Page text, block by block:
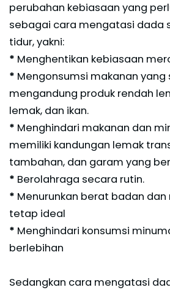
perubahan kebiasaan yang
sebagai cara mengatasi dada
tidur, yakni:
* Menghentikan kebiasaan
* Mengonsumsi makanan yang
mengandung produk rendah
lemak, dan ikan.
* Menghindari makanan dan
memiliki kandungan lemak
tambahan, dan garam yang
* Berolahraga secara rutin.
* Menurunkan berat badan
tetap ideal
* Menghindari konsumsi
berlebihan
Sedangkan cara mengatasi